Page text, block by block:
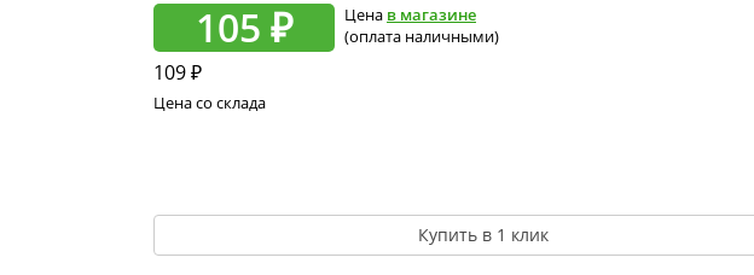
105 ₽ Цена в магазине
(оплата наличными)
109₽
Цена со склада
Купить в 1 клик